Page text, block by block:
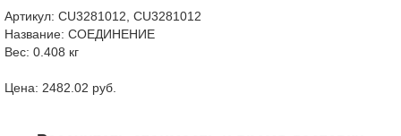
Артикул: CU3281012, CU3281012
Название: СОЕДИНЕНИЕ
Вес: 0.408 кг
Цена: 2482.02 руб.